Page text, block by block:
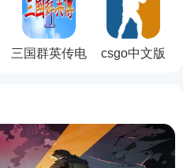
三国群英传电
csgo中文版